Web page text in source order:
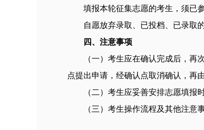
填报本轮征集志愿的考生，须已
自愿放弃录取、已投档、已录取
四、注意事项
（一）考生应在确认完成后，
点提出申请，经确认点取消确认，再
（二）考生应妥善安排志愿填报
（三）考生操作流程及其他注意